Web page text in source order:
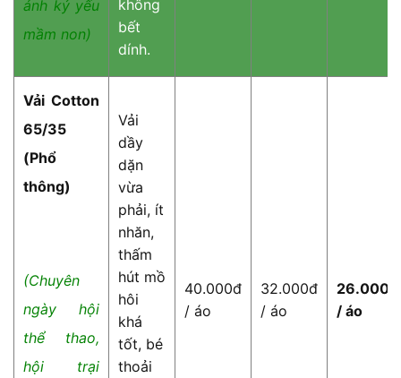
ảnh kỷ yếu
mầm non)
không
bết
dính.
Vải Cotton
65/35
(Phổ
thông)
(Chuyên
ngày hội
thể thao,
hội trại
Vải
dầy
dặn
vừa
phải, ít
nhăn,
thấm
hút mồ
hôi
khá
tốt, bé
thoải
40.000đ
/ áo
32.000đ
/ áo
26.000đ
/ áo